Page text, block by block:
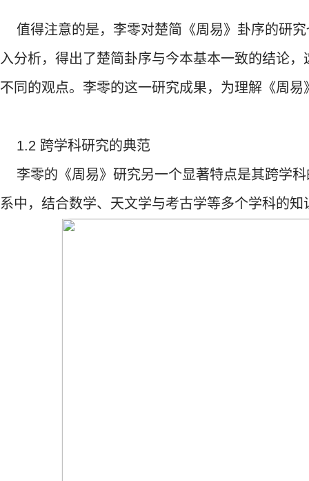
值得注意的是，李零对楚简《周易》卦序的研
入分析，得出了楚简卦序与今本基本一致的结论
不同的观点。李零的这一研究成果，为理解《周
1.2 跨学科研究的典范
李零的《周易》研究另一个显著特点是其跨学
系中，结合数学、天文学与考古学等多个学科的